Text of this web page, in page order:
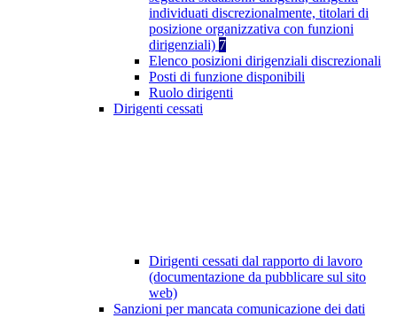
individuati discrezionalmente, titolari di
posizione organizzativa con funzioni
dirigenziali) 7
Elenco posizioni dirigenziali discrezionali
Posti di funzione disponibili
Ruolo dirigenti
Dirigenti cessati
Dirigenti cessati dal rapporto di lavoro
(documentazione da pubblicare sul sito
web)
Sanzioni per mancata comunicazione dei dati